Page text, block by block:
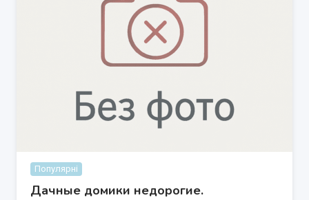
Популярні
Дачные домики недорогие.